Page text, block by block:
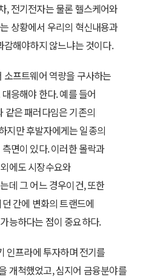
, 전기전자는 물론 헬스케어와
상황에서 우리의 혁신내용과
해야하지 않느냐는 것이다.
프트웨어 역량을 구사하는
응해야 한다. 예를 들어
같은 패러다임은 기존의
지만 후발자에게는 일종의
면이 있다. 이러한 몰락과
에도 시장수요와
데 그 어느 경우이건, 또한
간에 변화의 트랜드에
능하다는 점이 중요하다.
인프라에 투자하며 전기를
개척했었고, 심지어 금융분야를